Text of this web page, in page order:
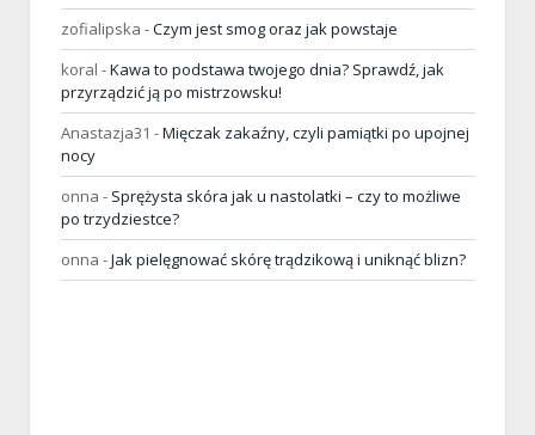
zofialipska -Czym jest smog oraz jak powstaje
koral -Kawa to podstawa twojego dnia? Sprawdź, jak
przyrządzić ją po mistrzowsku!
Anastazja31 -Mięczak zakaźny, czyli pamiątki po upojnej
nocy
onna - Sprężysta skóra jak u nastolatki – czy to możliwe
po trzydziestce?
onna -Jak pielęgnować skórę trądzikową i uniknąć blizn?